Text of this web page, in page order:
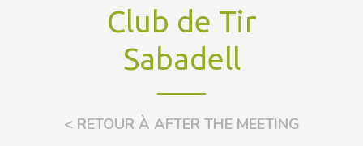
Club de Tir
Sabadell
< RETOUR À AFTER THE MEETING